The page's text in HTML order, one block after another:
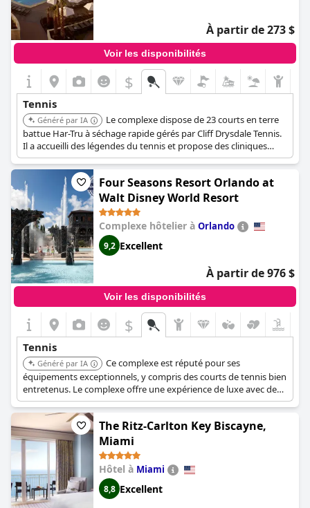
À partir de 273 $
Voir les disponibilités
$
Tennis
Généré par IA
Le complexe dispose de 23 courts en terre
battue Har-Tru à séchage rapide gérés par Cliff Drysdale Tennis.
Il a accueilli des légendes du tennis et propose des cliniques
quotidiennes, des cours privés et des analyses vidéo. Un temps
de jeu illimité est disponible avec le séjour, ainsi que des camps
pour adultes, des retraites pour femmes et des programmes
pour jeunes.
Four Seasons Resort Orlando at
Walt Disney World Resort
Complexe hôtelier à Orlando
9,2 Excellent
À partir de 976 $
Voir les disponibilités
$
Tennis
Généré par IA
Ce complexe est réputé pour ses
équipements exceptionnels, y compris des courts de tennis bien
entretenus. Le complexe offre une expérience de luxe avec des
installations de premier ordre pour les amateurs de tennis.
The Ritz-Carlton Key Biscayne,
Miami
Hôtel à Miami
8,8 Excellent